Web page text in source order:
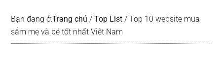
Bạn đang ở:Trang chủ / Top List / Top 10 website mua
sắm mẹ và bé tốt nhất Việt Nam